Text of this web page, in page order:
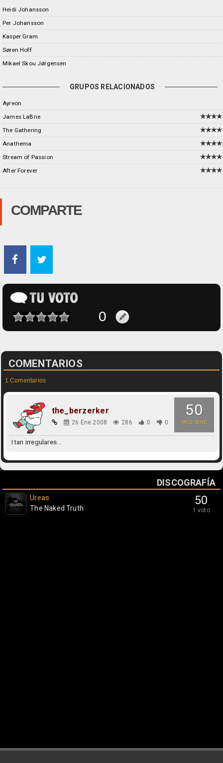
Heidi Johansson
Per Johansson
Kasper Gram
Søren Hoff
Mikael Skou Jørgensen
GRUPOS RELACIONADOS
Ayreon
James LaBrie
The Gathering
Anathema
Stream of Passion
After Forever
COMPARTE
COMENTARIOS
1 Comentarios
50
MEDIOCRE
the_berzerker
26 Ene 2008 286 0 0
I tan irregulares...
DISCOGRAFÍA
50
1 voto
Ureas
The Naked Truth